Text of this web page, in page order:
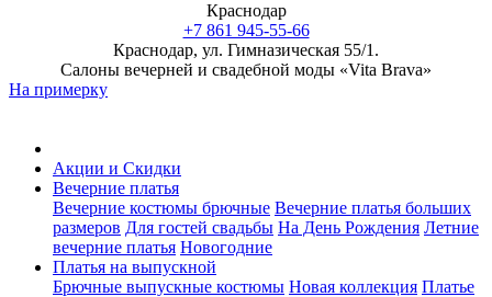
Краснодар
+7 861 945-55-66
Краснодар, ул. Гимназическая 55/1.
Салоны вечерней и свадебной моды «Vita Brava»
На примерку
Акции и Скидки
Вечерние платья
Вечерние костюмы брючные Вечерние платья больших
размеров Для гостей свадьбы На День Рождения Летние
вечерние платья Новогодние
Платья на выпускной
Брючные выпускные костюмы Новая коллекция Платье